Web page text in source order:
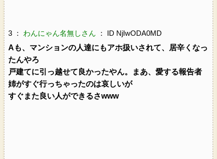
3 ： わんにゃん名無しさん ： ID NjIwODA0MD
Aも、マンションの人達にもアホ扱いされて、居辛くなっ
たんやろ
戸建てに引っ越せて良かったやん。まあ、愛する報告者
姉がすぐ行っちゃったのは哀しいが
すぐまた良い人ができるさwww